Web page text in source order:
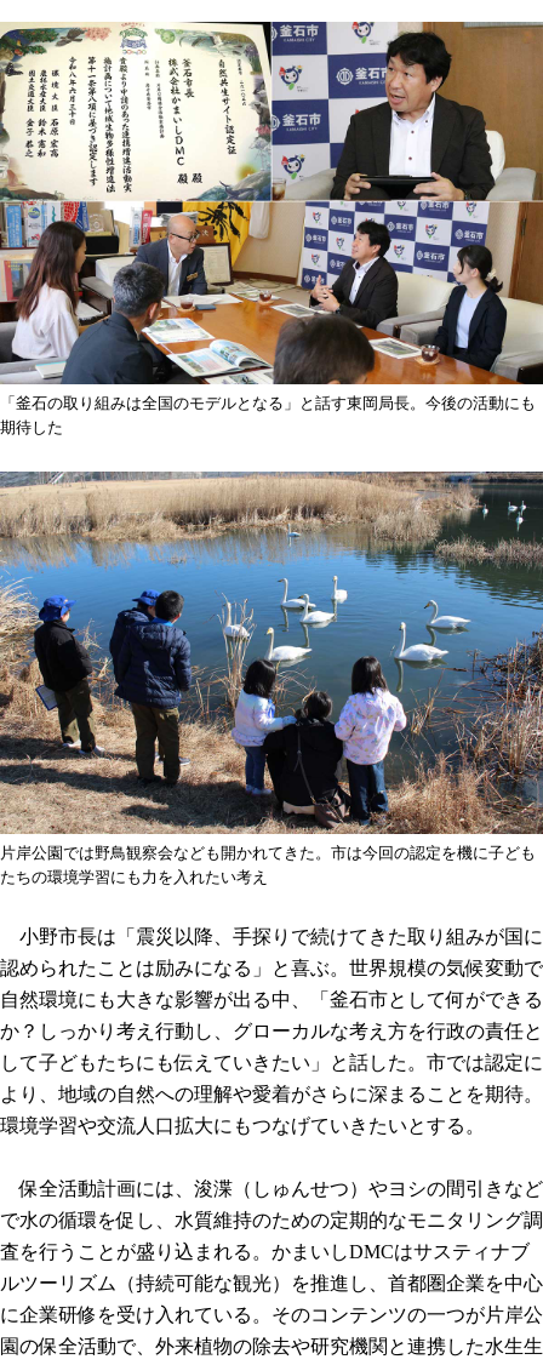
「釜石の取り組みは全国のモデルとなる」と話す東岡局長。今後の活動にも
期待した
片岸公園では野鳥観察会なども開かれてきた。市は今回の認定を機に子ども
たちの環境学習にも力を入れたい考え
小野市長は「震災以降、手探りで続けてきた取り組みが国に
認められたことは励みになる」と喜ぶ。世界規模の気候変動で
自然環境にも大きな影響が出る中、「釜石市として何ができる
か？しっかり考え行動し、グローカルな考え方を行政の責任と
して子どもたちにも伝えていきたい」と話した。市では認定に
より、地域の自然への理解や愛着がさらに深まることを期待。
環境学習や交流人口拡大にもつなげていきたいとする。
保全活動計画には、浚渫（しゅんせつ）やヨシの間引きなど
で水の循環を促し、水質維持のための定期的なモニタリング調
査を行うことが盛り込まれる。かまいしDMCはサスティナブ
ルツーリズム（持続可能な観光）を推進し、首都圏企業を中心
に企業研修を受け入れている。そのコンテンツの一つが片岸公
園の保全活動で、外来植物の除去や研究機関と連携した水生生